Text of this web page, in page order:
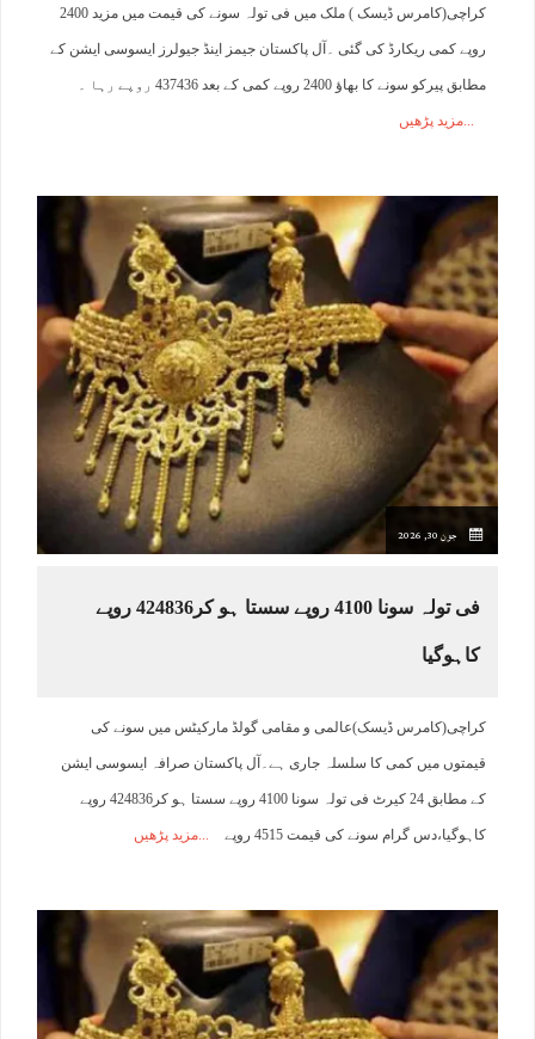
کراچی(کامرس ڈیسک ) ملک میں فی تولہ سونے کی قیمت میں مزید 2400
روپے کمی ریکارڈ کی گئی ۔آل پاکستان جیمز اینڈ جیولرز ایسوسی ایشن کے
مطابق پیرکو سونے کا بھاﺅ 2400 روپے کمی کے بعد 437436 روپے رہا ۔
مزید پڑھیں
جون 30, 2026
فی تولہ سونا 4100 روپے سستا ہو کر424836 روپے
کاہوگیا
کراچی(کامرس ڈیسک)عالمی و مقامی گولڈ مارکیٹس میں سونے کی
قیمتوں میں کمی کا سلسلہ جاری ہے۔آل پاکستان صرافہ ایسوسی ایشن
کے مطابق 24 کیرٹ فی تولہ سونا 4100 روپے سستا ہو کر424836 روپے
کاہوگیا،دس گرام سونے کی قیمت 4515 روپے مزید پڑھیں